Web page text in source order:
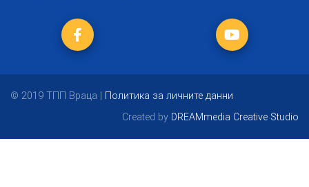
© 2019 ТПП Враца | Политика за личните данни
Created by DREAMmedia Creative Studio